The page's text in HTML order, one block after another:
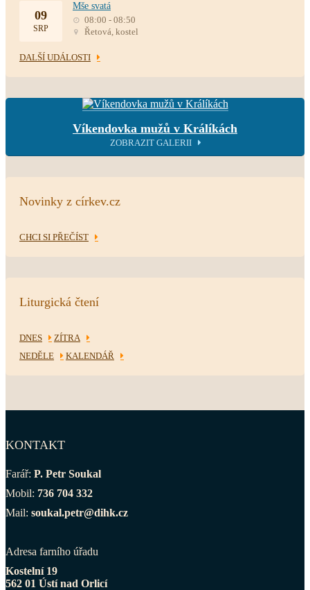
09
SRP
Mše svatá
08:00 - 08:50
Řetová, kostel
DALŠÍ UDÁLOSTI
Víkendovka mužů v Králíkách
ZOBRAZIT GALERII
Novinky z církev.cz
CHCI SI PŘEČÍST
Liturgická čtení
DNES
ZÍTRA
NEDĚLE
KALENDÁŘ
KONTAKT
Farář: P. Petr Soukal
Mobil: 736 704 332
Mail: soukal.petr@dihk.cz
Adresa farního úřadu
Kostelní 19
562 01 Ústí nad Orlicí